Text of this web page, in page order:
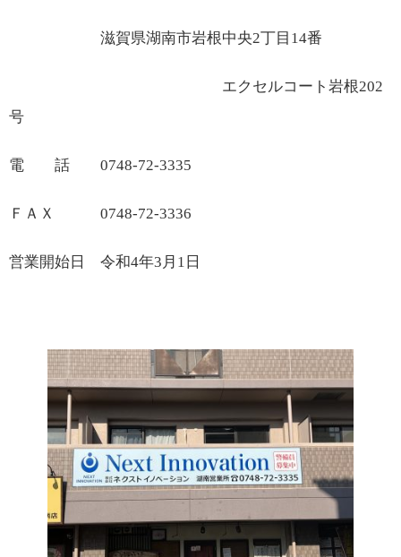
滋賀県湖南市岩根中央2丁目 14番
エクセルコート岩根202
号
電 話 0748-72-3335
ＦＡＸ 0748-72-3336
営業開始日 令和4年3 月 1 日